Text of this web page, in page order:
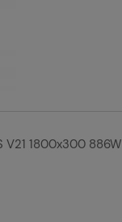
V21 1800x300 886W